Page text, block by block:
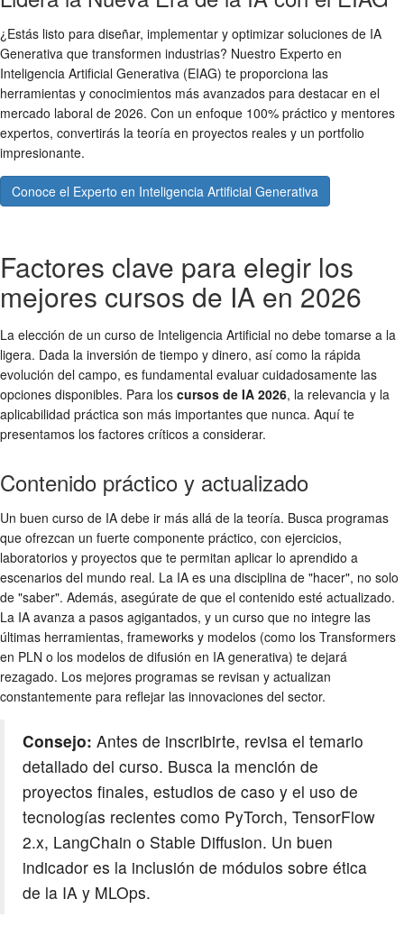
¿Estás listo para diseñar, implementar y optimizar soluciones de IA
Generativa que transformen industrias? Nuestro Experto en
Inteligencia Artificial Generativa (EIAG) te proporciona las
herramientas y conocimientos más avanzados para destacar en el
mercado laboral de 2026. Con un enfoque 100% práctico y mentores
expertos, convertirás la teoría en proyectos reales y un portfolio
impresionante.
Conoce el Experto en Inteligencia Artificial Generativa
Factores clave para elegir los
mejores cursos de IA en 2026
La elección de un curso de Inteligencia Artificial no debe tomarse a la
ligera. Dada la inversión de tiempo y dinero, así como la rápida
evolución del campo, es fundamental evaluar cuidadosamente las
opciones disponibles. Para los cursos de IA 2026, la relevancia y la
aplicabilidad práctica son más importantes que nunca. Aquí te
presentamos los factores críticos a considerar.
Contenido práctico y actualizado
Un buen curso de IA debe ir más allá de la teoría. Busca programas
que ofrezcan un fuerte componente práctico, con ejercicios,
laboratorios y proyectos que te permitan aplicar lo aprendido a
escenarios del mundo real. La IA es una disciplina de "hacer", no solo
de "saber". Además, asegúrate de que el contenido esté actualizado.
La IA avanza a pasos agigantados, y un curso que no integre las
últimas herramientas, frameworks y modelos (como los Transformers
en PLN o los modelos de difusión en IA generativa) te dejará
rezagado. Los mejores programas se revisan y actualizan
constantemente para reflejar las innovaciones del sector.
Consejo: Antes de inscribirte, revisa el temario
detallado del curso. Busca la mención de
proyectos finales, estudios de caso y el uso de
tecnologías recientes como PyTorch, TensorFlow
2.x, LangChain o Stable Diffusion. Un buen
indicador es la inclusión de módulos sobre ética
de la IA y MLOps.